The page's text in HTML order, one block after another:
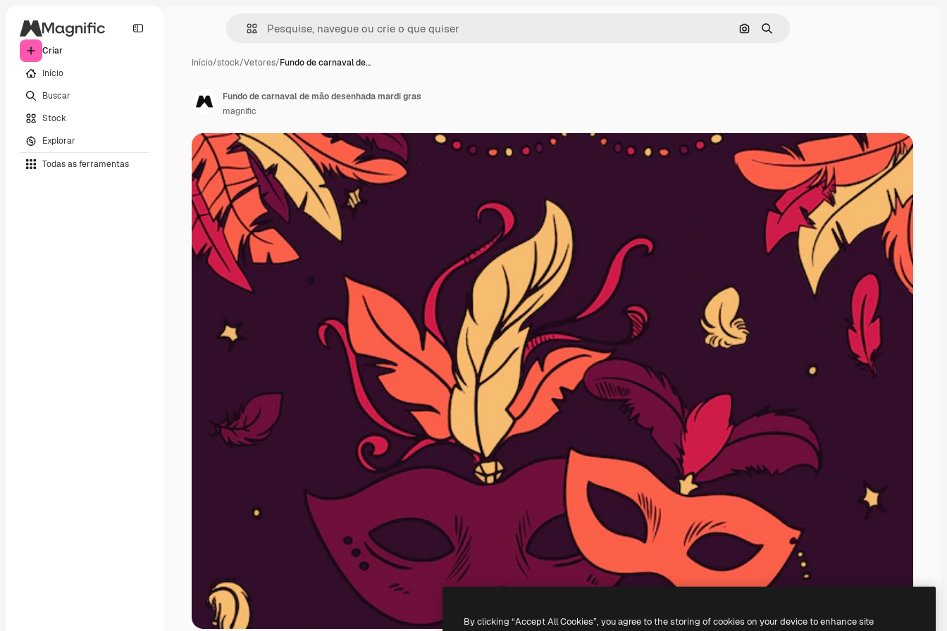
Criar
Início
Buscar
Stock
Explorar
Todas as ferramentas
Pesquisar por imagem
Buscar
Início/stock/Vetores/Fundo de carnaval de…
Fundo de carnaval de mão desenhada mardi gras
magnific
By clicking “Accept All Cookies”, you agree to the storing of cookies on your device to enhance site